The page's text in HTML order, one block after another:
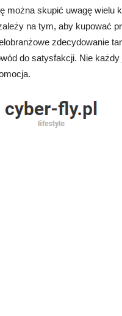
można skupić uwagę wielu
na tym, aby kupować
zdecydowanie
do satysfakcji. Nie każdy